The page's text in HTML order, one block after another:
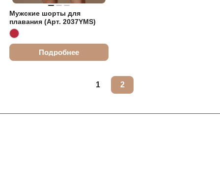
Мужские шорты для
плавания (Арт. 2037YMS)
Подробнее
1 2